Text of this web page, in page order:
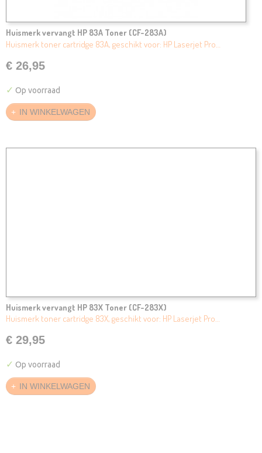
Huismerk vervangt HP 83A Toner (CF-283A)
Huismerk toner cartridge 83A, geschikt voor: HP Laserjet Pro…
€ 26,95
✓ Op voorraad
IN WINKELWAGEN
Huismerk vervangt HP 83X Toner (CF-283X)
Huismerk toner cartridge 83X, geschikt voor: HP Laserjet Pro…
€ 29,95
✓ Op voorraad
IN WINKELWAGEN